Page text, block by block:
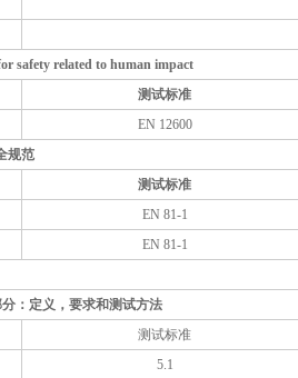
safety related to human impact
测试标准
EN 12600
规范
测试标准
EN 81-1
EN 81-1
：定义，要求和测试方法
测试标准
5.1